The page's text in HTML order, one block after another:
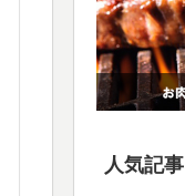
人気記事